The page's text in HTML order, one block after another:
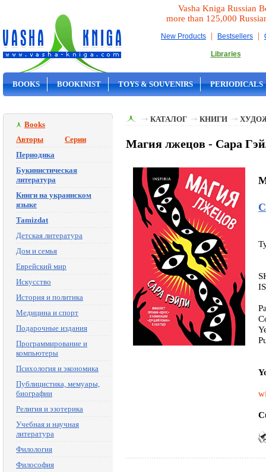
Vasha Kniga Russian
more than 125,000
New Products | Bestsellers |
Libraries
BOOKS BOOKINIST TOYS & SOUVENIRS PERIODICALS
Books
Авторы
Серии
Периодика
Букинистическая
литература
Книги на украинском
языке
Tamizdat
Детская литература
Дом и семья
Еврейский мир
Искусство
История и политика
Медицина и спорт
Подарочные издания
Программирование и
компьютеры
Психология и экономика
Публицистика, мемуары,
биографии
Религия и эзотерика
Учебная и научная
литература
Филология
Философия
КАТАЛОГ КНИГИ
Магия лжецов - Сара